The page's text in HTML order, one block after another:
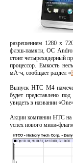
разрешением 1280 х
флэш-памяти, ОС
стоит четырехядерный
процессор. Емкость
мА·ч, сообщает раздел «
Выпуск HTC M4
будет представлено
увидеть в названии
Акции компании HTC на
успех нового мини-